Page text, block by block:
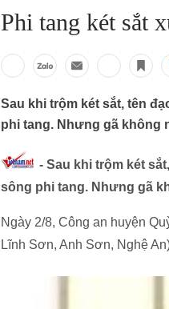
Phi tang két sắt
Sau khi trộm két sắt, tên
phi tang. Nhưng gã không
- Sau khi trộm két
sông phi tang. Nhưng gã
Ngày 2/8, Công an huyện
Lĩnh Sơn, Anh Sơn, Nghệ